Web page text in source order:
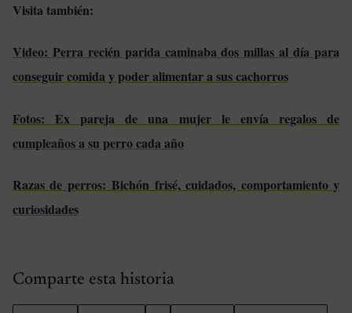
Visita también:
Video: Perra recién parida caminaba dos millas al día para
conseguir comida y poder alimentar a sus cachorros
Fotos: Ex pareja de una mujer le envía regalos de
cumpleaños a su perro cada año
Razas de perros: Bichón frisé, cuidados, comportamiento y
curiosidades
Comparte esta historia